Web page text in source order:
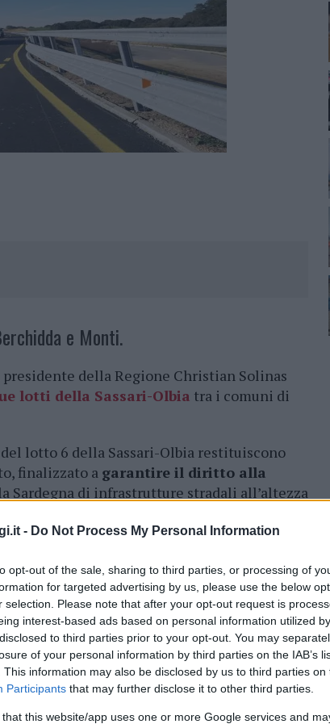
- Do Not Process My Personal Information
opt-out of the sale, sharing to third parties, or processing of
for targeted advertising by us, please use the below
selection. Please note that after your opt-out request is
interest-based ads based on personal information utilized
to third parties prior to your opt-out. You may
of your personal information by third parties on the IAB’s
This information may also be disclosed by us to third parties on
Participants that may further disclose it to other third parties.
that this website/app uses one or more Google services and
e Monti.
della Regione Christian Solinas
lotti della Sassari-Olbia tra i comuni di
lotto 6 della Sassari-Olbia restituiscono
finalizzato a garantire il diritto alla
Sardegna di infrastrutture stradali all’altezza
strumento che possiamo
recepito le istanze dei territori, riunito
coinvolti etrovato soluzioni e
relativi al progetto esistente – spiega
Frongia – . Oggi si aggiungono due
riteniamo strategica per la viabilità
tratti consentirà ilcollegamento veloce tra
di sicurezza e apporterà innegabili benefici
dei territori e delle Comunità”.